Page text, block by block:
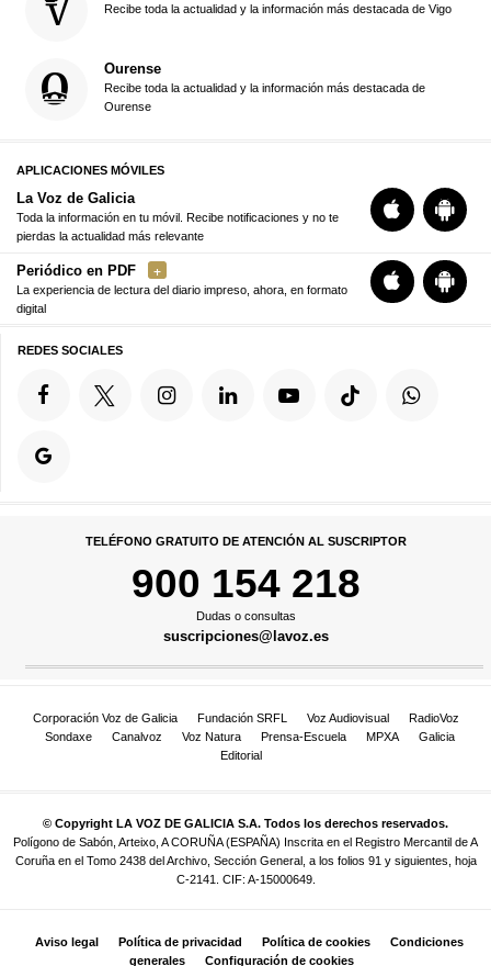
Recibe toda la actualidad y la información más destacada de Vigo
Ourense
Recibe toda la actualidad y la información más destacada de
Ourense
APLICACIONES MÓVILES
La Voz de Galicia
Toda la información en tu móvil. Recibe notificaciones y no te
pierdas la actualidad más relevante
Periódico en PDF
La experiencia de lectura del diario impreso, ahora, en formato
digital
REDES SOCIALES
TELÉFONO GRATUITO DE ATENCIÓN AL SUSCRIPTOR
900 154 218
Dudas o consultas
suscripciones@lavoz.es
Corporación Voz de Galicia Fundación SRFL Voz Audiovisual
RadioVoz
Sondaxe
Canalvoz Voz Natura Prensa-Escuela MPXA
Galicia
Editorial
© Copyright LA VOZ DE GALICIA S.A. Todos los derechos reservados.
Polígono de Sabón, Arteixo, A CORUÑA (ESPAÑA) Inscrita en el Registro Mercantil de A
Coruña en el Tomo 2438 del Archivo, Sección General, a los folios 91 y siguientes, hoja
C-2141. CIF: A-15000649.
Aviso legal Política de privacidad Política de cookies
Condiciones
generales
Configuración de cookies